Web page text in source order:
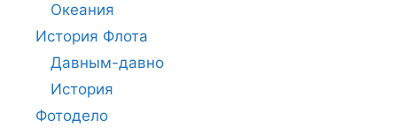
Океания
История Флота
Давным-давно
История
Фотодело